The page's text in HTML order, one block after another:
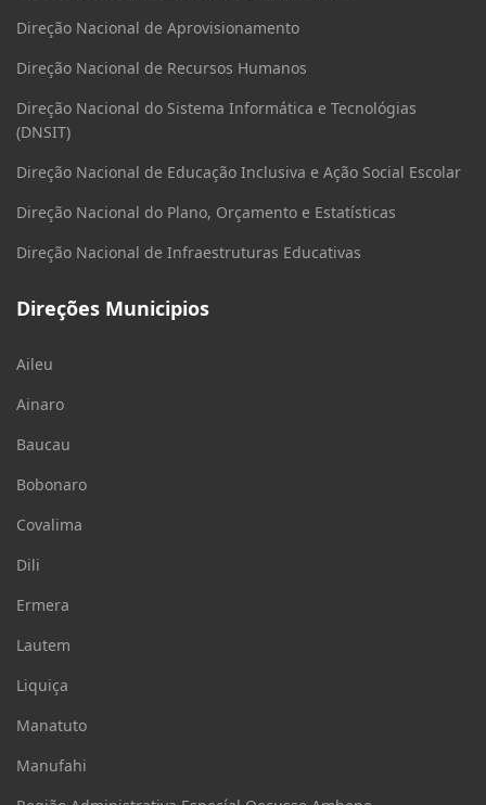
Direção Nacional de Aprovisionamento
Direção Nacional de Recursos Humanos
Direção Nacional do Sistema Informática e Tecnológias
(DNSIT)
Direção Nacional de Educação Inclusiva e Ação Social Escolar
Direção Nacional do Plano, Orçamento e Estatísticas
Direção Nacional de Infraestruturas Educativas
Direções Municipios
Aileu
Ainaro
Baucau
Bobonaro
Covalima
Dili
Ermera
Lautem
Liquiça
Manatuto
Manufahi